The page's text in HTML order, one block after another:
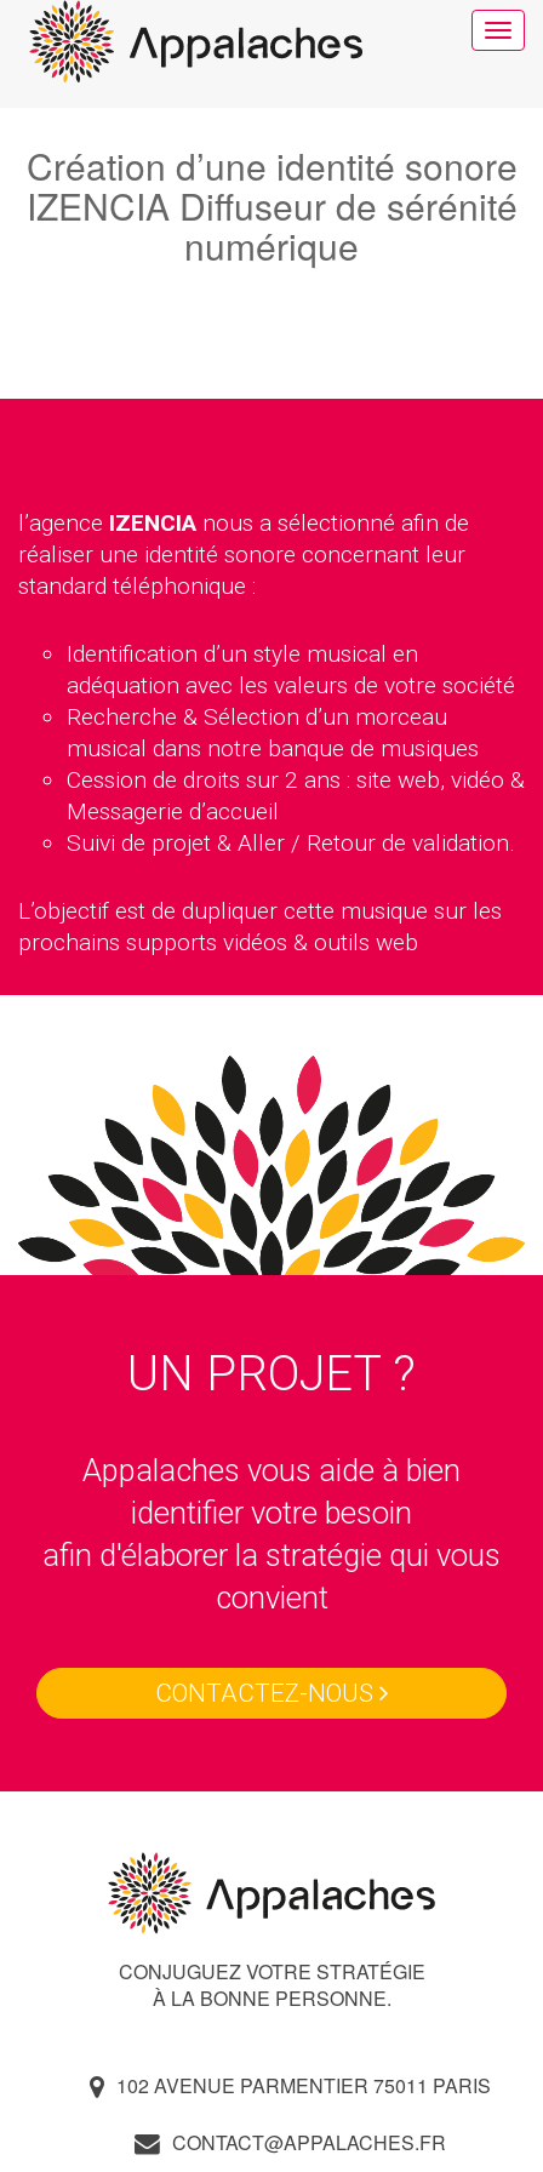
Toggle
Création d’une identité sonore
IZENCIA Diffuseur de sérénité
numérique
l’agence IZENCIA nous a sélectionné afin de
réaliser une identité sonore concernant leur
standard téléphonique :
Identification d’un style musical en
adéquation avec les valeurs de votre société
Recherche & Sélection d’un morceau
musical dans notre banque de musiques
Cession de droits sur 2 ans : site web, vidéo &
Messagerie d’accueil
Suivi de projet & Aller / Retour de validation.
L’objectif est de dupliquer cette musique sur les
prochains supports vidéos & outils web
UN PROJET ?
Appalaches vous aide à bien
identifier votre besoin
afin d'élaborer la stratégie qui vous
convient
CONTACTEZ-NOUS
CONJUGUEZ VOTRE STRATÉGIE
À LA BONNE PERSONNE.
102 AVENUE PARMENTIER 75011 PARIS
CONTACT@APPALACHES.FR